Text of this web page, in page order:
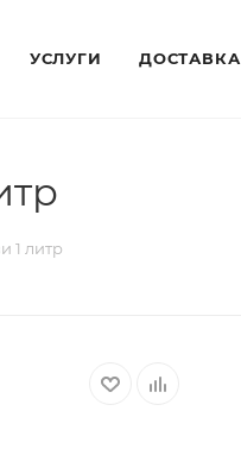
УСЛУГИ ДОСТАВКА
1 литр